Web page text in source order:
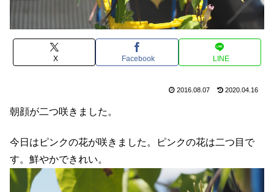
X Facebook LINE
2016.08.07 2020.04.16
朝顔が二つ咲きました。
今日はピンクの花が咲きました。ピンクの花は二つ目で
す。鮮やかできれい。